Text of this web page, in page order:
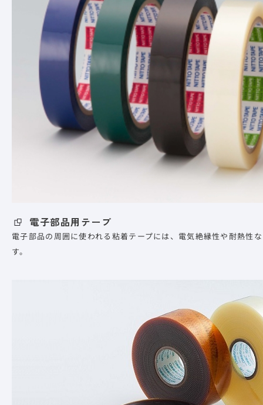
電子部品用テープ
電子部品の周囲に使われる粘着テープには、電気絶縁性や耐熱性
す。